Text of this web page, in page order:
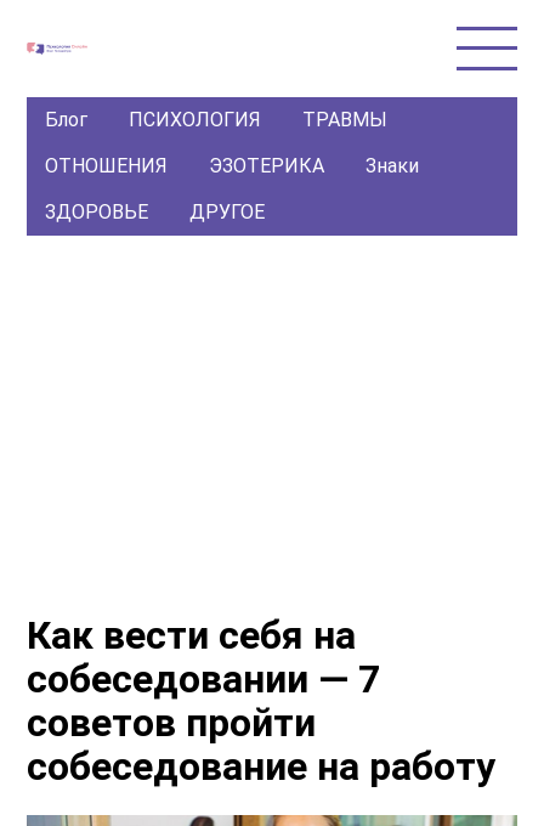
Блог ПСИХОЛОГИЯ
ТРАВМЫ
ОТНОШЕНИЯ
ЭЗОТЕРИКА
Знаки
ЗДОРОВЬЕ
ДРУГОЕ
Как вести себя на
собеседовании — 7
советов пройти
собеседование на работу